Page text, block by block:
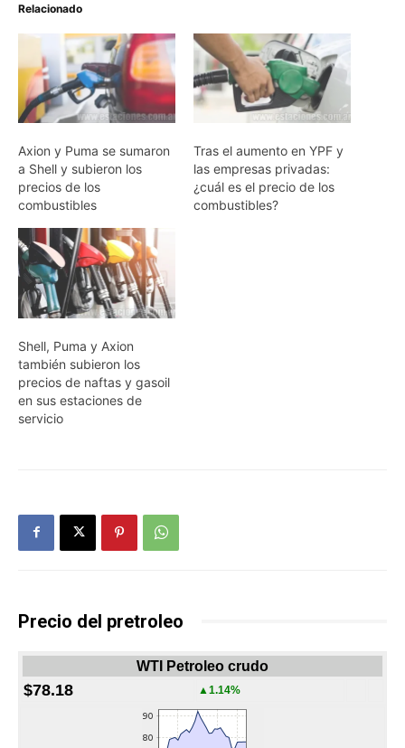
Relacionado
Axion y Puma se sumaron
a Shell y subieron los
precios de los
combustibles
Tras el aumento en YPF y
las empresas privadas:
¿cuál es el precio de los
combustibles?
Shell, Puma y Axion
también subieron los
precios de naftas y gasoil
en sus estaciones de
servicio
Precio del pretroleo
WTI Petroleo crudo
$78.18 ▲1.14%